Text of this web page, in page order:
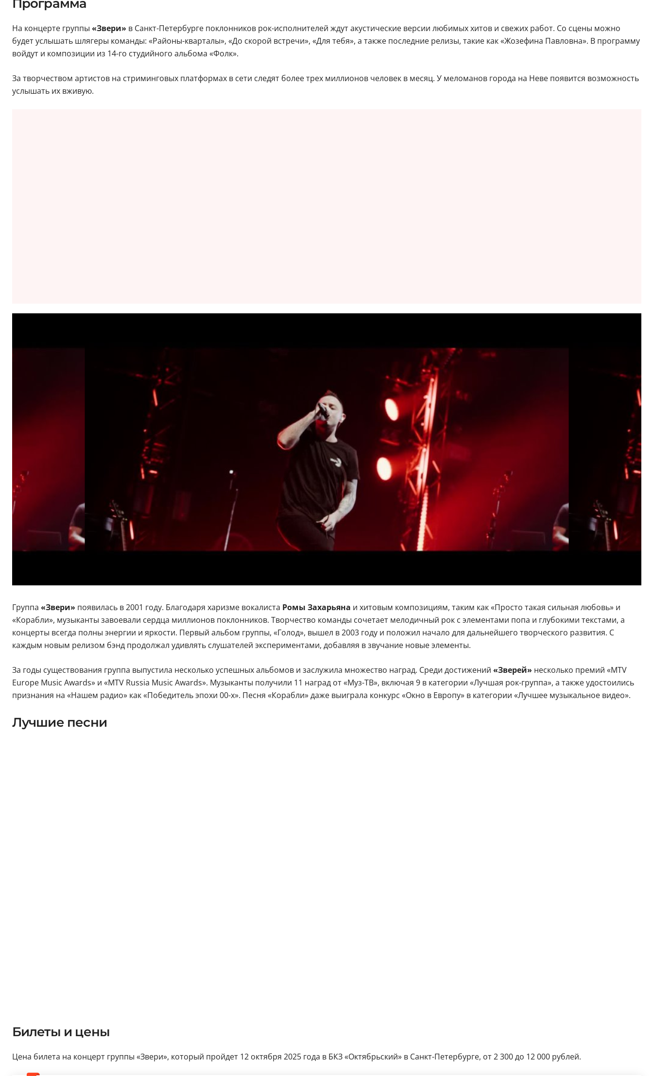
Программа
На концерте группы «Звери» в Санкт-Петербурге поклонников рок-исполнителей ждут акустические версии любимых хитов и свежих работ. Со сцены можно
будет услышать шлягеры команды: «Районы-кварталы», «До скорой встречи», «Для тебя», а также последние релизы, такие как «Жозефина Павловна». В программу
войдут и композиции из 14-го студийного альбома «Фолк».
За творчеством артистов на стриминговых платформах в сети следят более трех миллионов человек в месяц. У меломанов города на Неве появится возможность
услышать их вживую.
Группа «Звери» появилась в 2001 году. Благодаря харизме вокалиста Ромы Захарьяна и хитовым композициям, таким как «Просто такая сильная любовь» и
«Корабли», музыканты завоевали сердца миллионов поклонников. Творчество команды сочетает мелодичный рок с элементами попа и глубокими текстами, а
концерты всегда полны энергии и яркости. Первый альбом группы, «Голод», вышел в 2003 году и положил начало для дальнейшего творческого развития. С
каждым новым релизом бэнд продолжал удивлять слушателей экспериментами, добавляя в звучание новые элементы.
За годы существования группа выпустила несколько успешных альбомов и заслужила множество наград. Среди достижений «Зверей» несколько премий «MTV
Europe Music Awards» и «MTV Russia Music Awards». Музыканты получили 11 наград от «Муз-ТВ», включая 9 в категории «Лучшая рок-группа», а также удостоились
признания на «Нашем радио» как «Победитель эпохи 00-х». Песня «Корабли» даже выиграла конкурс «Окно в Европу» в категории «Лучшее музыкальное видео».
Лучшие песни
Билеты и цены
Цена билета на концерт группы «Звери», который пройдет 12 октября 2025 года в БКЗ «Октябрьский» в Санкт-Петербурге, от 2 300 до 12 000 рублей.